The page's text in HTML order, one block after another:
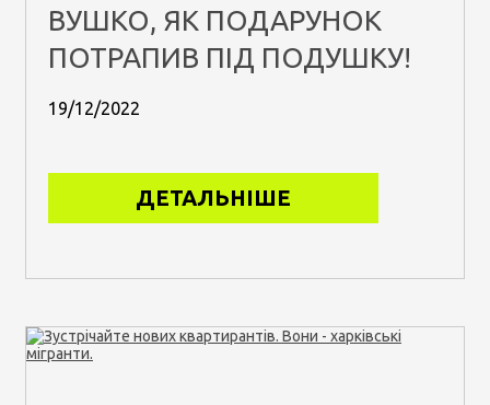
ВУШКО, ЯК ПОДАРУНОК
ПОТРАПИВ ПІД ПОДУШКУ!
19/12/2022
ДЕТАЛЬНІШЕ